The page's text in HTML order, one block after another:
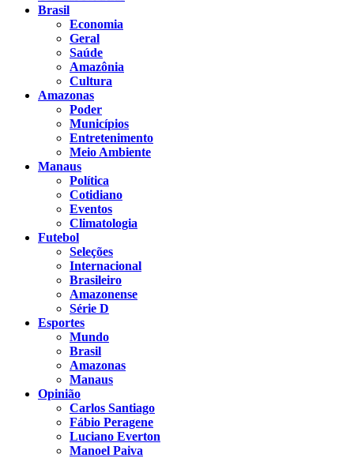
Brasil
Economia
Geral
Saúde
Amazônia
Cultura
Amazonas
Poder
Municípios
Entretenimento
Meio Ambiente
Manaus
Política
Cotidiano
Eventos
Climatologia
Futebol
Seleções
Internacional
Brasileiro
Amazonense
Série D
Esportes
Mundo
Brasil
Amazonas
Manaus
Opinião
Carlos Santiago
Fábio Peragene
Luciano Everton
Manoel Paiva